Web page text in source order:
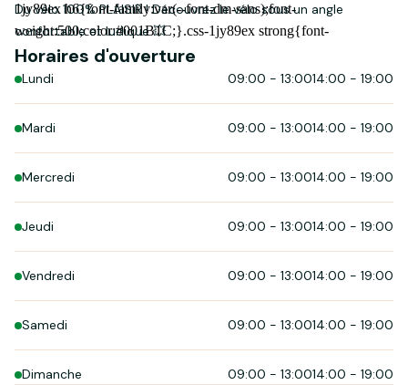
Du vélo 100% PLAISIR ! Découvrez le vélo sous un angle
confortable et ludique 💥
Horaires d'ouverture
Lundi 09:00 - 13:0014:00 - 19:00
Mardi 09:00 - 13:0014:00 - 19:00
Mercredi 09:00 - 13:0014:00 - 19:00
Jeudi 09:00 - 13:0014:00 - 19:00
Vendredi 09:00 - 13:0014:00 - 19:00
Samedi 09:00 - 13:0014:00 - 19:00
Dimanche 09:00 - 13:0014:00 - 19:00